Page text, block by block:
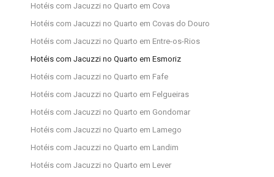
Hotéis com Jacuzzi no Quarto em Cova
Hotéis com Jacuzzi no Quarto em Covas do Douro
Hotéis com Jacuzzi no Quarto em Entre-os-Rios
Hotéis com Jacuzzi no Quarto em Esmoriz
Hotéis com Jacuzzi no Quarto em Fafe
Hotéis com Jacuzzi no Quarto em Felgueiras
Hotéis com Jacuzzi no Quarto em Gondomar
Hotéis com Jacuzzi no Quarto em Lamego
Hotéis com Jacuzzi no Quarto em Landim
Hotéis com Jacuzzi no Quarto em Lever